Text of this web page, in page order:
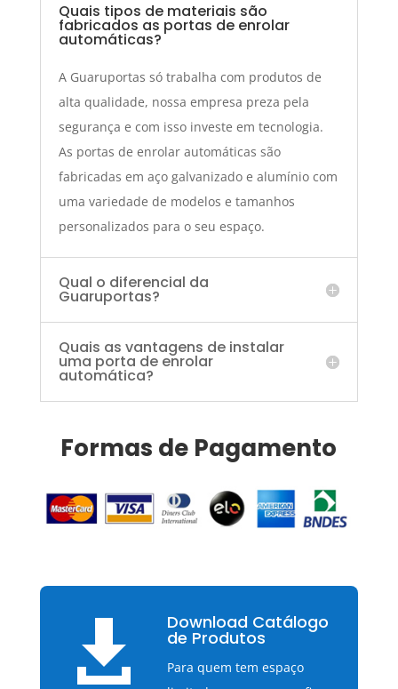
Quais tipos de materiais são
fabricados as portas de enrolar
automáticas?
A Guaruportas só trabalha com produtos de
alta qualidade, nossa empresa preza pela
segurança e com isso investe em tecnologia.
As portas de enrolar automáticas são
fabricadas em aço galvanizado e alumínio com
uma variedade de modelos e tamanhos
personalizados para o seu espaço.
Qual o diferencial da
Guaruportas?
Quais as vantagens de instalar
uma porta de enrolar
automática?
Formas de Pagamento
 Download Catálogo
de Produtos
Para quem tem espaço